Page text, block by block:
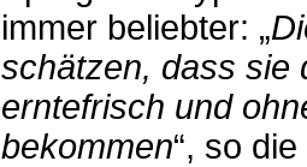
immer beliebter: „
schätzen, dass sie
erntefrisch und
bekommen“, so